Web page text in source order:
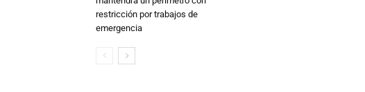
restricción por trabajos de
emergencia